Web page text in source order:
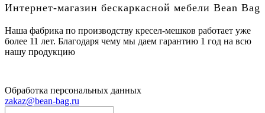
Интернет-магазин бескаркасной мебели Bean Bag
Наша фабрика по производству кресел-мешков работает уже
более 11 лет. Благодаря чему мы даем гарантию 1 год на всю
нашу продукцию
Обработка персональных данных
zakaz@bean-bag.ru